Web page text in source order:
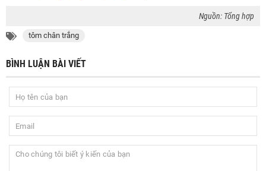
Nguồn: Tổng hợp
tôm chân trắng
BÌNH LUẬN BÀI VIẾT